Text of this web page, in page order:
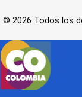
© 2026 Todos los